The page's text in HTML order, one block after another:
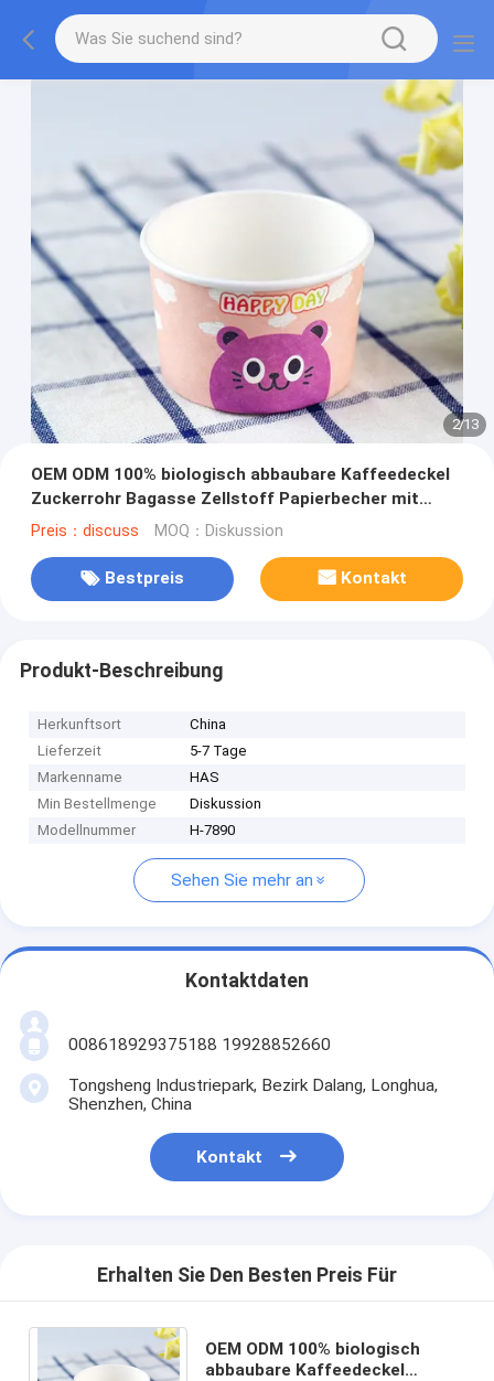
2/13
OEM ODM 100% biologisch abbaubare Kaffeedeckel
Zuckerrohr Bagasse Zellstoff Papierbecher mit
Deckel
Preis：discuss MOQ：Diskussion
Bestpreis Kontakt
Produkt-Beschreibung
Herkunftsort
China
Lieferzeit
5-7 Tage
Markenname
HAS
Min Bestellmenge
Diskussion
Modellnummer
H-7890
Sehen Sie mehr an
Kontaktdaten
008618929375188 19928852660
Tongsheng Industriepark, Bezirk Dalang, Longhua,
Shenzhen, China
Kontakt
Erhalten Sie Den Besten Preis Für
OEM ODM 100% biologisch
abbaubare Kaffeedeckel